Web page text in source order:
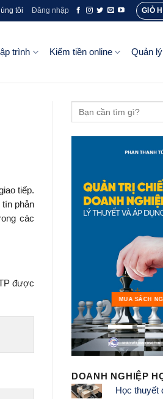
tôi Đăng nhập GIỎ
trình Kiếm tiền online Quản
tiếp.
phản
các
được
MUA SÁCH
DOANH NGHIỆP
Học thuyết